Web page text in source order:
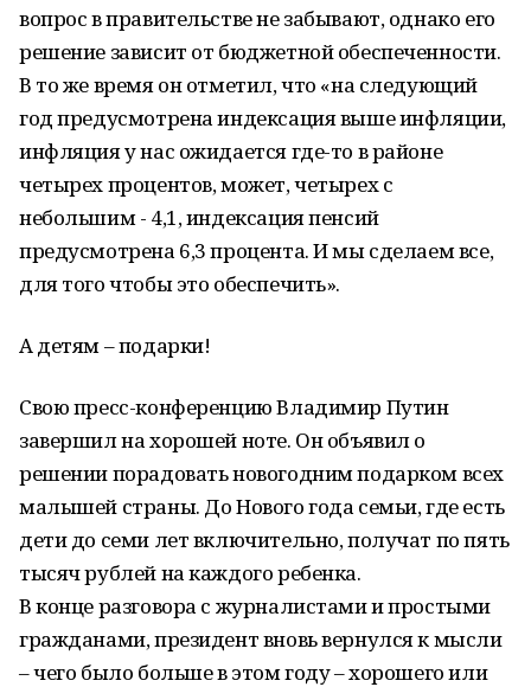
вопрос в правительстве не забывают, однако его
решение зависит от бюджетной обеспеченности.
В то же время он отметил, что «на следующий
год предусмотрена индексация выше инфляции,
инфляция у нас ожидается где-то в районе
четырех процентов, может, четырех с
небольшим - 4,1, индексация пенсий
предусмотрена 6,3 процента. И мы сделаем все,
для того чтобы это обеспечить».
А детям – подарки!
Свою пресс-конференцию Владимир Путин
завершил на хорошей ноте. Он объявил о
решении порадовать новогодним подарком всех
малышей страны. До Нового года семьи, где есть
дети до семи лет включительно, получат по пять
тысяч рублей на каждого ребенка.
В конце разговора с журналистами и простыми
гражданами, президент вновь вернулся к мысли
– чего было больше в этом году – хорошего или